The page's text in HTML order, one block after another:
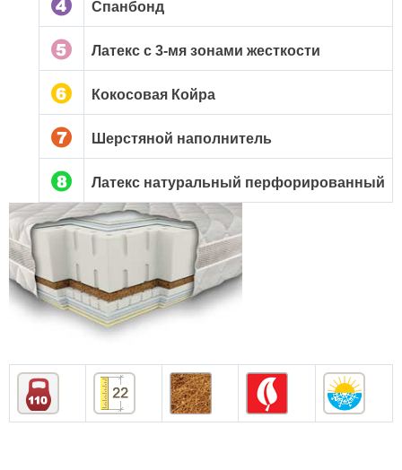
Спанбонд
Латекс с 3-мя зонами жесткости
Кокосовая Койра
Шерстяной наполнитель
Латекс натуральный перфорированный